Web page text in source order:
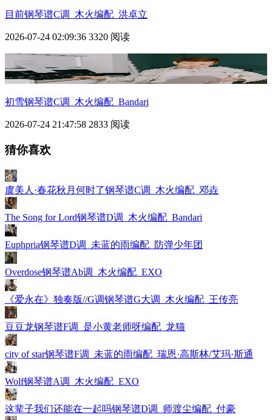
目前钢琴谱C调_木火编配_洪卓立
2026-07-24 02:09:36 3320 阅读
初雪钢琴谱C调_木火编配_Bandari
2026-07-24 21:47:58 2833 阅读
猜你喜欢
虞美人·春花秋月何时了钢琴谱C调_木火编配_邓垚
The Song for Lord钢琴谱D调_木火编配_Bandari
Euphpria钢琴谱D调_未蓝的雨编配_防弹少年团
Overdose钢琴谱Ab调_木火编配_EXO
《爱永在》独奏版//G调钢琴谱G大调_木火编配_王传亮
豆豆龙钢琴谱F调_是小黄老师呀编配_龙猫
city of star钢琴谱F调_未蓝的雨编配_瑞恩·高斯林/艾玛·斯通
Wolf钢琴谱A调_木火编配_EXO
这辈子我们还能在一起吗钢琴谱D调_师渡尘编配_付豪